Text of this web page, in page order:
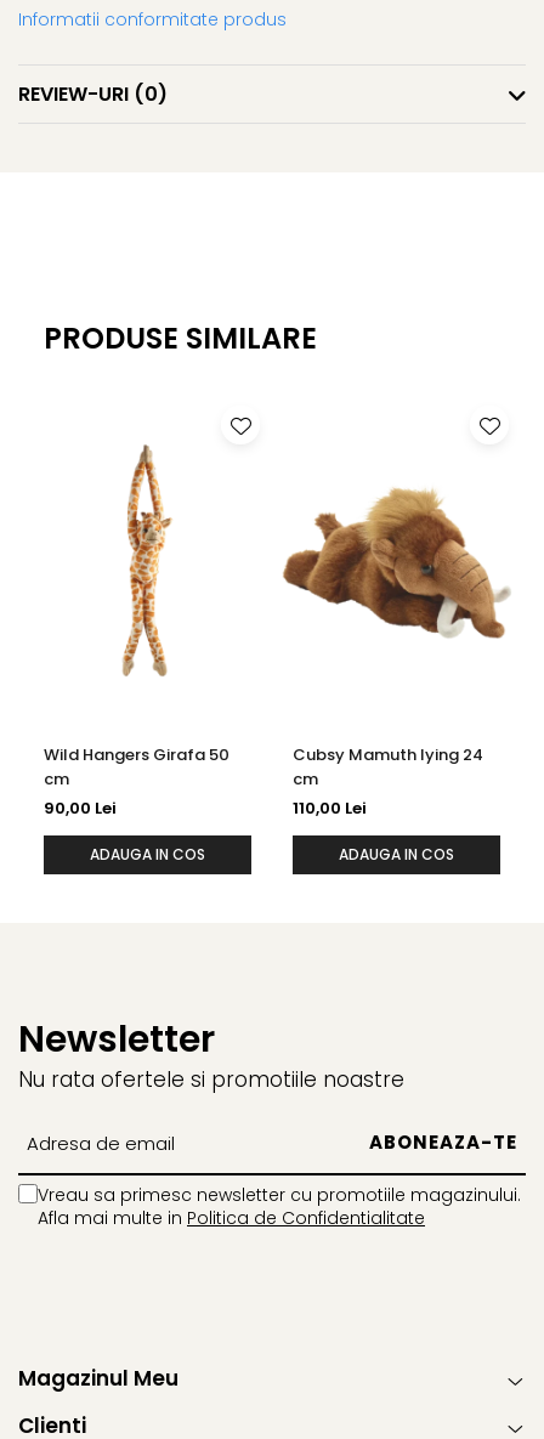
Perfecta pentru cadouri
Informatii conformitate produs
REVIEW-URI (0)
PRODUSE SIMILARE
Wild Hangers Girafa 50
cm
90,00 Lei
ADAUGA IN COS
Cubsy Mamuth lying 24
cm
110,00 Lei
ADAUGA IN COS
Newsletter
Nu rata ofertele si promotiile noastre
Vreau sa primesc newsletter cu promotiile magazinului.
Afla mai multe in Politica de Confidentialitate
Magazinul Meu
Clienti